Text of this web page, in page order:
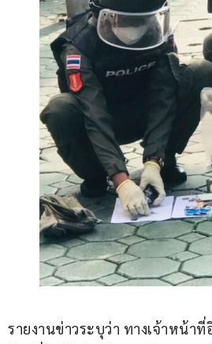
รายงานข่าวระบุว่า ทางเจ้าหน้า